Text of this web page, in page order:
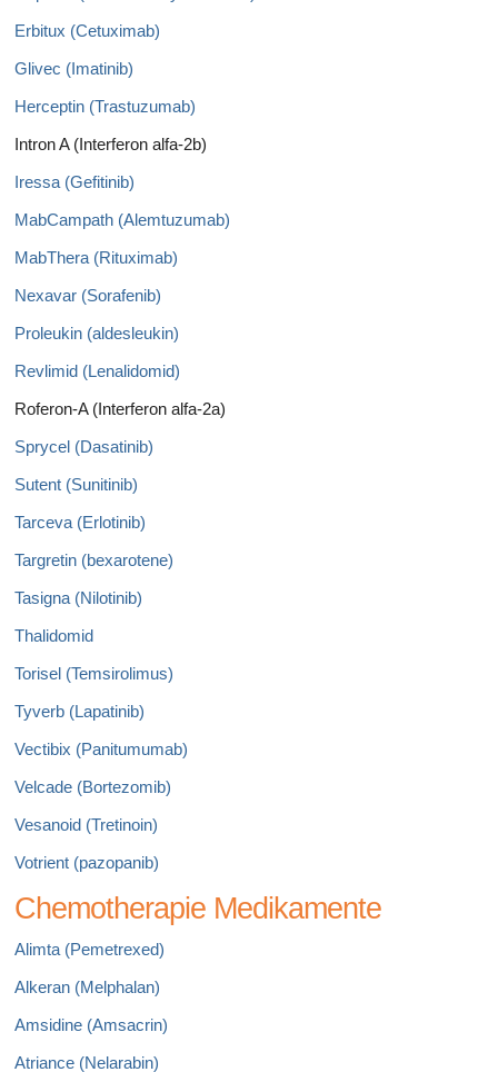
Erbitux (Cetuximab)
Glivec (Imatinib)
Herceptin (Trastuzumab)
Intron A (Interferon alfa-2b)
Iressa (Gefitinib)
MabCampath (Alemtuzumab)
MabThera (Rituximab)
Nexavar (Sorafenib)
Proleukin (aldesleukin)
Revlimid (Lenalidomid)
Roferon-A (Interferon alfa-2a)
Sprycel (Dasatinib)
Sutent (Sunitinib)
Tarceva (Erlotinib)
Targretin (bexarotene)
Tasigna (Nilotinib)
Thalidomid
Torisel (Temsirolimus)
Tyverb (Lapatinib)
Vectibix (Panitumumab)
Velcade (Bortezomib)
Vesanoid (Tretinoin)
Votrient (pazopanib)
Chemotherapie Medikamente
Alimta (Pemetrexed)
Alkeran (Melphalan)
Amsidine (Amsacrin)
Atriance (Nelarabin)